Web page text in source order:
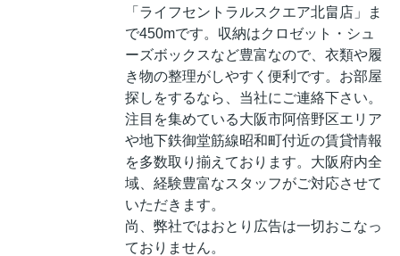
「ライフセントラルスクエア北畠店」ま
で450mです。収納はクロゼット・シュ
ーズボックスなど豊富なので、衣類や履
き物の整理がしやすく便利です。お部屋
探しをするなら、当社にご連絡下さい。
注目を集めている大阪市阿倍野区エリア
や地下鉄御堂筋線昭和町付近の賃貸情報
を多数取り揃えております。大阪府内全
域、経験豊富なスタッフがご対応させて
いただきます。
尚、弊社ではおとり広告は一切おこなっ
ておりません。